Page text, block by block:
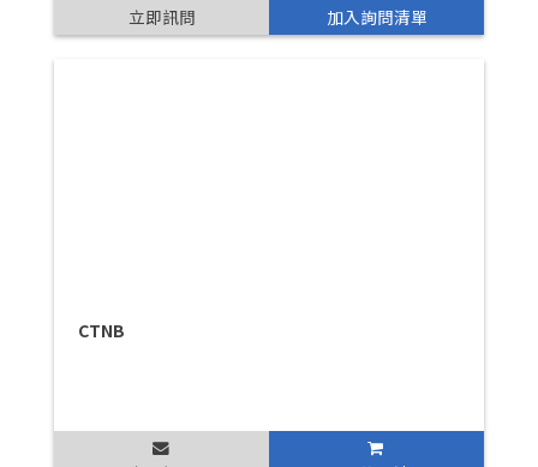
立即訊問 加入詢問清單
CTNB